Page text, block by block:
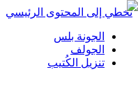
تخطي إلى المحتوى الرئيسي
الجونة بلس
الجولف
تنزيل الكُتيب